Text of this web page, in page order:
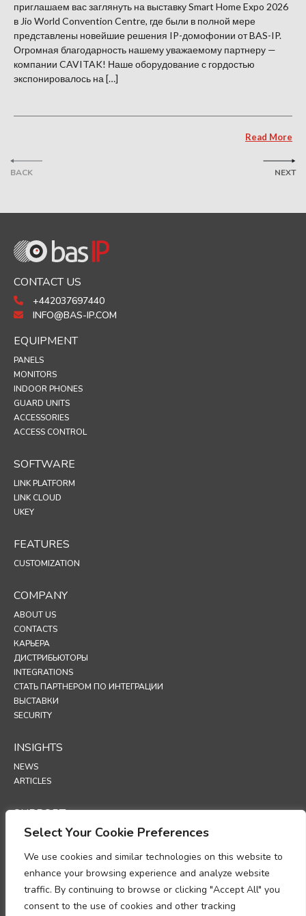
Select Your Cookie Preferences
We use cookies and similar technologies on this website to
enhance your browsing experience and analyze website
traffic. By continuing to browse or clicking "Accept All" you
consent to the use of cookies and other tracking
BACK
приглашаем вас заглянуть на выставку Smart Home Expo 2026
в Jio World Convention Centre, где были в полной мере
представлены новейшие решения IP-домофонии от BAS-IP.
Огромная благодарность нашему уважаемому партнеру —
компании CAVITAK! Наше оборудование с гордостью
экспонировалось на […]
Read More
NEXT
CONTACT US
+442037697440
INFO@BAS-IP.COM
EQUIPMENT
PANELS
MONITORS
INDOOR PHONES
GUARD UNITS
ACCESSORIES
ACCESS CONTROL
SOFTWARE
LINK PLATFORM
LINK CLOUD
UKEY
FEATURES
CUSTOMIZATION
COMPANY
ABOUT US
CONTACTS
КАРЬЕРА
ДИСТРИБЬЮТОРЫ
INTEGRATIONS
СТАТЬ ПАРТНЕРОМ ПО ИНТЕГРАЦИИ
ВЫСТАВКИ
SECURITY
INSIGHTS
NEWS
ARTICLES
SUPPORT
TECHNICAL PORTAL
POLICIES
ПОЛИТИКА КОНФИДЕНЦИАЛЬНОСТИ
ПОЛИТИКА ИСПОЛЬЗОВАНИЯ ФАЙЛОВ COOKIES
МЕМОРАНДУМ О СООТВЕТСТВИИ ТРЕБОВАНИЯМ В ОБЛАСТИ